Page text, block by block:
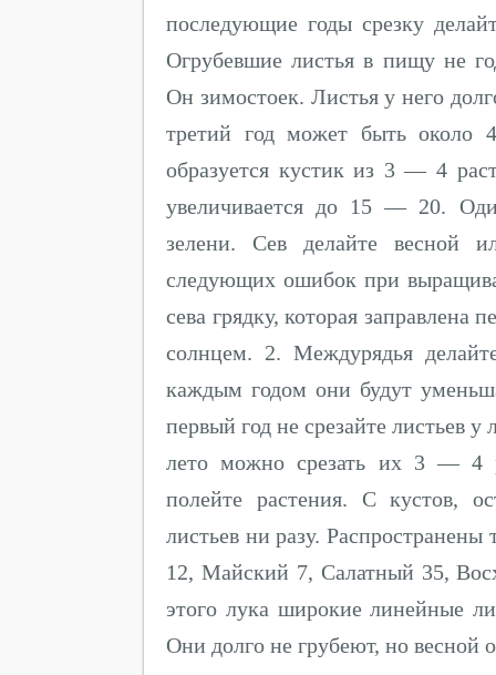
последующие годы срезку
Огрубевшие листья в пищу не
Он зимостоек. Листья у него
третий год может быть около
образуется кустик из 3 — 4
увеличивается до 15 — 20.
зелени. Сев делайте весной
следующих ошибок при
сева грядку, которая заправлена
солнцем. 2. Междурядья
каждым годом они будут
первый год не срезайте листьев
лето можно срезать их 3 — 4
полейте растения. С кустов,
листьев ни разу.
12, Майский 7, Салатный 35,
этого лука широкие линейные
Они долго не грубеют, но весной